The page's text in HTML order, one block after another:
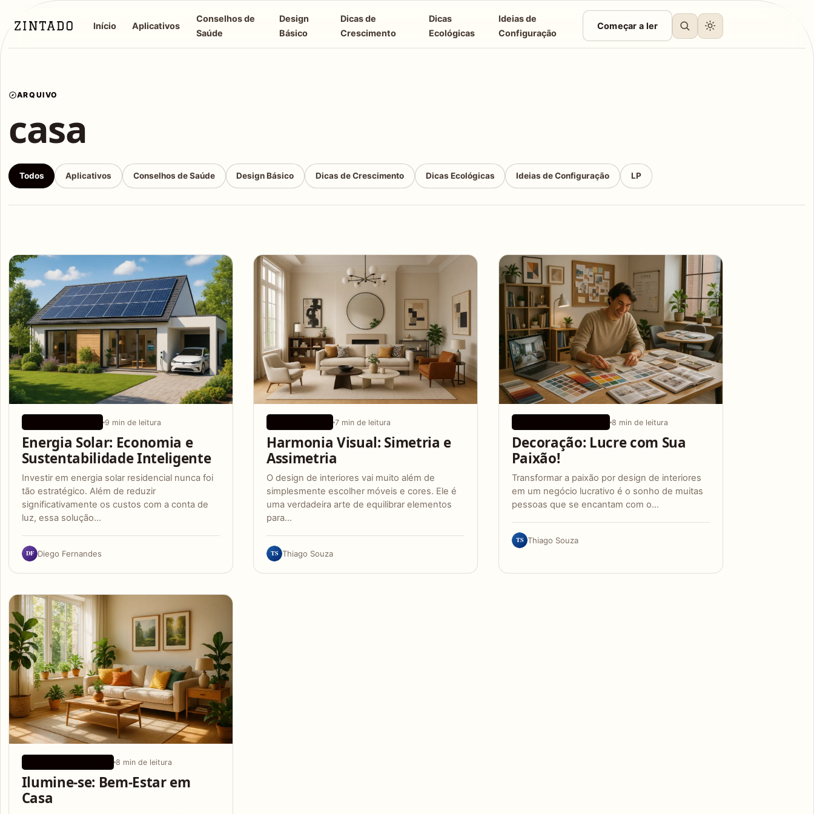
Início Aplicativos
Conselhos de
Saúde
Design
Básico
Dicas de
Crescimento
Dicas
Ecológicas
Ideias de
Configuração
Começar a ler
ARQUIVO
casa
Todos Aplicativos Conselhos de Saúde Design Básico Dicas de Crescimento Dicas Ecológicas Ideias de Configuração LP
Articles
9 min de leitura
Energia Solar: Economia e
Sustentabilidade Inteligente
Investir em energia solar residencial nunca foi
tão estratégico. Além de reduzir
significativamente os custos com a conta de
luz, essa solução…
DF Diego Fernandes
7 min de leitura
Harmonia Visual: Simetria e
Assimetria
O design de interiores vai muito além de
simplesmente escolher móveis e cores. Ele é
uma verdadeira arte de equilibrar elementos
para…
TS Thiago Souza
8 min de leitura
Decoração: Lucre com Sua
Paixão!
Transformar a paixão por design de interiores
em um negócio lucrativo é o sonho de muitas
pessoas que se encantam com o…
TS Thiago Souza
8 min de leitura
Ilumine-se: Bem-Estar em
Casa